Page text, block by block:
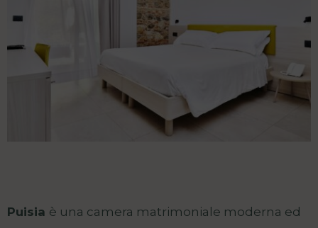
Puisia è una camera matrimoniale moderna ed